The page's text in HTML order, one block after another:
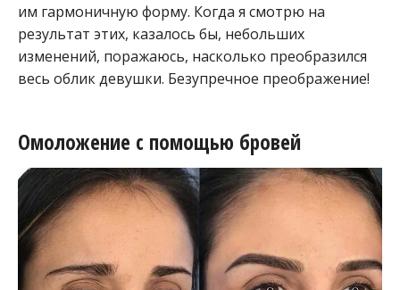
им гармоничную форму. Когда я смотрю на
результат этих, казалось бы, небольших
изменений, поражаюсь, насколько преобразился
весь облик девушки. Безупречное преображение!
Омоложение с помощью бровей